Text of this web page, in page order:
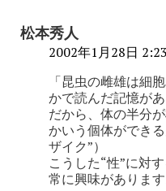
松本秀人
2002年1月28日
「昆虫の雌雄は細
かで読んだ記憶があ
だから、体の半分
かいう個体ができ
ザイク”）
こうした“性”に対
常に興味があります